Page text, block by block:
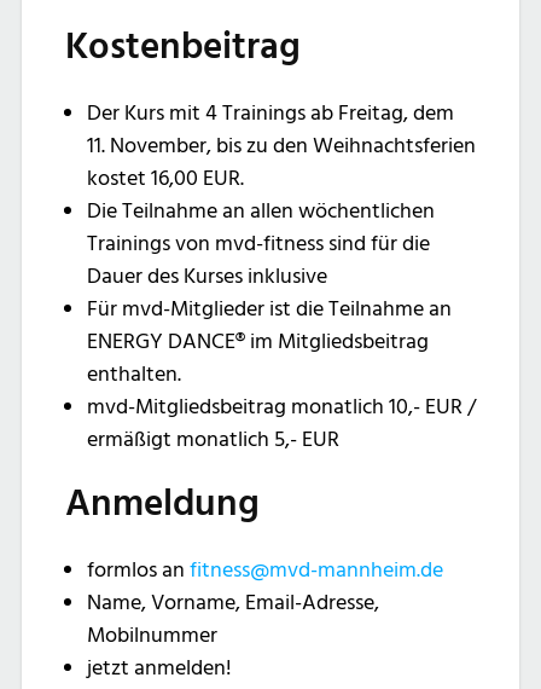
Kostenbeitrag
Der Kurs mit 4 Trainings ab Freitag, dem
11. November, bis zu den Weihnachtsferien
kostet 16,00 EUR.
Die Teilnahme an allen wöchentlichen
Trainings von mvd-fitness sind für die
Dauer des Kurses inklusive
Für mvd-Mitglieder ist die Teilnahme an
ENERGY DANCE® im Mitgliedsbeitrag
enthalten.
mvd-Mitgliedsbeitrag monatlich 10,- EUR /
ermäßigt monatlich 5,- EUR
Anmeldung
formlos an fitness@mvd-mannheim.de
Name, Vorname, Email-Adresse,
Mobilnummer
jetzt anmelden!